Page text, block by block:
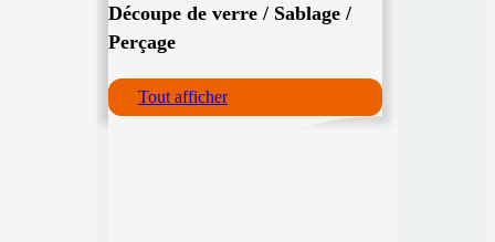
Découpe de verre / Sablage /
Perçage
Tout afficher